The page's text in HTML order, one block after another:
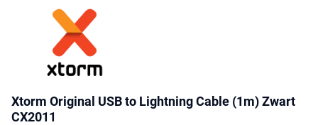
Xtorm Original USB to Lightning Cable (1m) Zwart
CX2011